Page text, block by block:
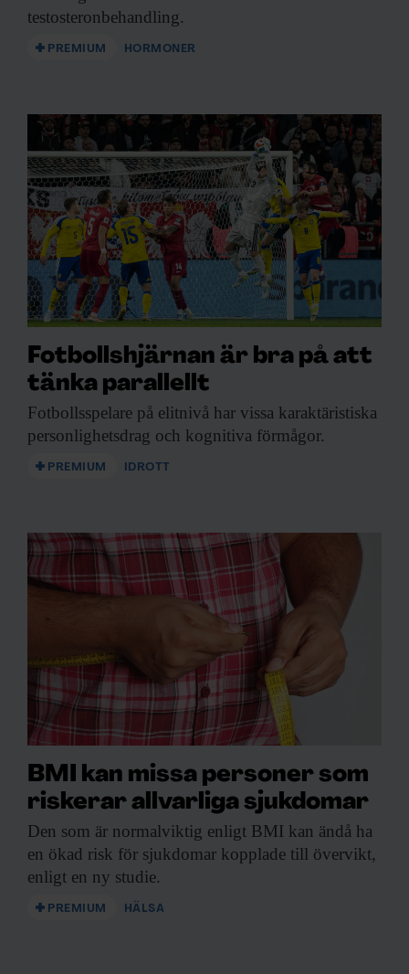
testosteronbehandling.
PREMIUM HORMONER
Fotbollshjärnan är bra på att
tänka parallellt
Fotbollsspelare på elitnivå har vissa karaktäristiska
personlighetsdrag och kognitiva förmågor.
PREMIUM IDROTT
BMI kan missa personer som
riskerar allvarliga sjukdomar
Den som är normalviktig enligt BMI kan ändå ha
en ökad risk för sjukdomar kopplade till övervikt,
enligt en ny studie.
PREMIUM HÄLSA